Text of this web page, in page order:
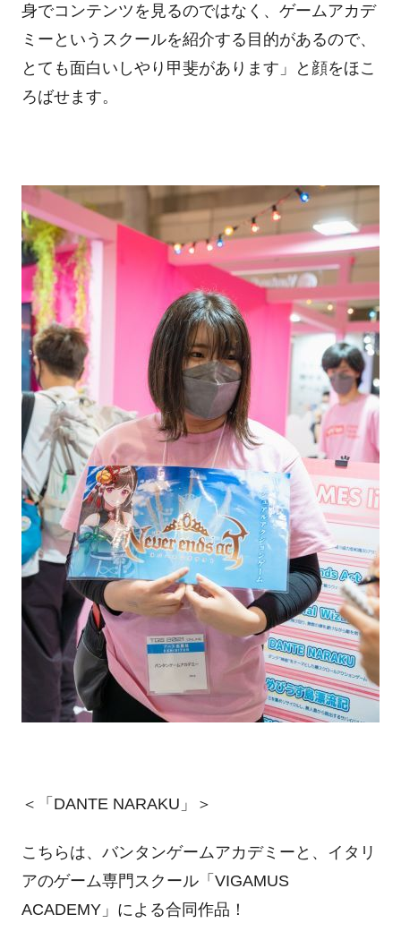
身でコンテンツを見るのではなく、ゲームアカデ
ミーというスクールを紹介する目的があるので、
とても面白いしやり甲斐があります」と顔をほこ
ろばせます。
＜「DANTE NARAKU」＞
こちらは、バンタンゲームアカデミーと、イタリ
アのゲーム専門スクール「VIGAMUS
ACADEMY」による合同作品！